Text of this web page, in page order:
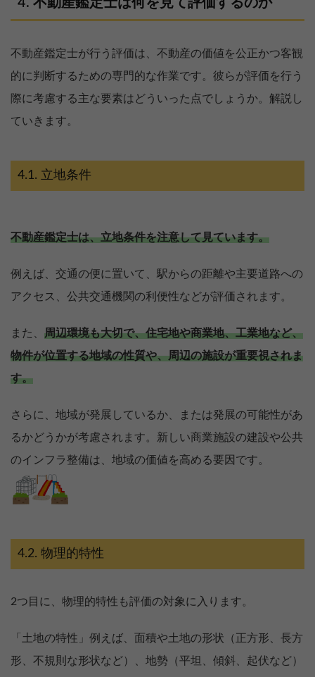
不動産鑑定士は何を見て評価するのか
不動産鑑定士が行う評価は、不動産の価値を公正かつ客観
的に判断するための専門的な作業です。彼らが評価を行う
際に考慮する主な要素はどういった点でしょうか。解説し
ていきます。
立地条件
不動産鑑定士は、立地条件を注意して見ています。
例えば、交通の便に置いて、駅からの距離や主要道路への
アクセス、公共交通機関の利便性などが評価されます。
また、 周辺環境も大切で、住宅地や商業地、工業地など、
物件が位置する地域の性質や、周辺の施設が重要視されま
す。
さらに、地域が発展しているか、または発展の可能性があ
るかどうかが考慮されます。新しい商業施設の建設や公共
のインフラ整備は、地域の価値を高める要因です。
物理的特性
2つ目に、物理的特性も評価の対象に入ります。
「土地の特性」例えば、面積や土地の形状（正方形、長方
形、不規則な形状など）、地勢（平坦、傾斜、起伏など）